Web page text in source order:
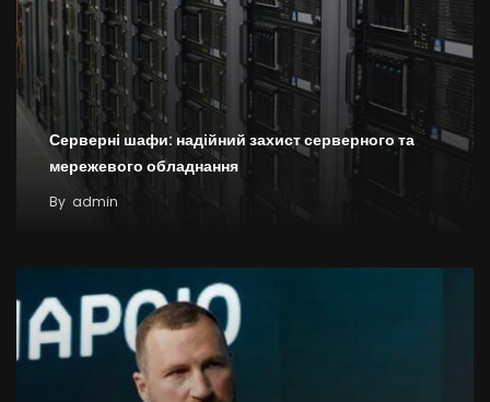
Серверні шафи: надійний захист серверного та
мережевого обладнання
By admin